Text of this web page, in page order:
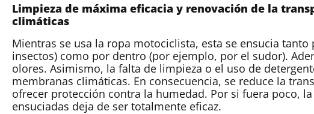
Limpieza de máxima eficacia y renovación de la
climáticas
Mientras se usa la ropa motociclista, esta se ensucia
insectos) como por dentro (por ejemplo, por el sudor).
olores. Asimismo, la falta de limpieza o el uso de
membranas climáticas. En consecuencia, se reduce la
ofrecer protección contra la humedad. Por si fuera poco,
ensuciadas deja de ser totalmente eficaz.